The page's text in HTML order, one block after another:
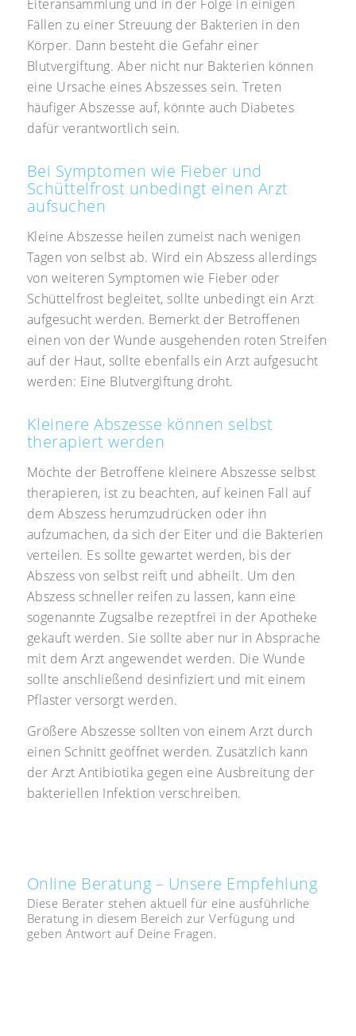
Eiteransammlung und in der Folge in einigen
Fällen zu einer Streuung der Bakterien in den
Körper. Dann besteht die Gefahr einer
Blutvergiftung. Aber nicht nur Bakterien können
eine Ursache eines Abszesses sein. Treten
häufiger Abszesse auf, könnte auch Diabetes
dafür verantwortlich sein.
Bei Symptomen wie Fieber und
Schüttelfrost unbedingt einen Arzt
aufsuchen
Kleine Abszesse heilen zumeist nach wenigen
Tagen von selbst ab. Wird ein Abszess allerdings
von weiteren Symptomen wie Fieber oder
Schüttelfrost begleitet, sollte unbedingt ein Arzt
aufgesucht werden. Bemerkt der Betroffenen
einen von der Wunde ausgehenden roten Streifen
auf der Haut, sollte ebenfalls ein Arzt aufgesucht
werden: Eine Blutvergiftung droht.
Kleinere Abszesse können selbst
therapiert werden
Möchte der Betroffene kleinere Abszesse selbst
therapieren, ist zu beachten, auf keinen Fall auf
dem Abszess herumzudrücken oder ihn
aufzumachen, da sich der Eiter und die Bakterien
verteilen. Es sollte gewartet werden, bis der
Abszess von selbst reift und abheilt. Um den
Abszess schneller reifen zu lassen, kann eine
sogenannte Zugsalbe rezeptfrei in der Apotheke
gekauft werden. Sie sollte aber nur in Absprache
mit dem Arzt angewendet werden. Die Wunde
sollte anschließend desinfiziert und mit einem
Pflaster versorgt werden.
Größere Abszesse sollten von einem Arzt durch
einen Schnitt geöffnet werden. Zusätzlich kann
der Arzt Antibiotika gegen eine Ausbreitung der
bakteriellen Infektion verschreiben.
Online Beratung – Unsere Empfehlung
Diese Berater stehen aktuell für eine ausführliche
Beratung in diesem Bereich zur Verfügung und
geben Antwort auf Deine Fragen.